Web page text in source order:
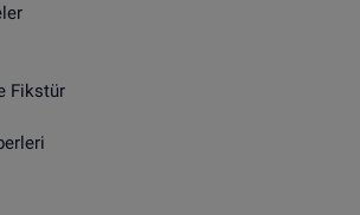
Fikstür